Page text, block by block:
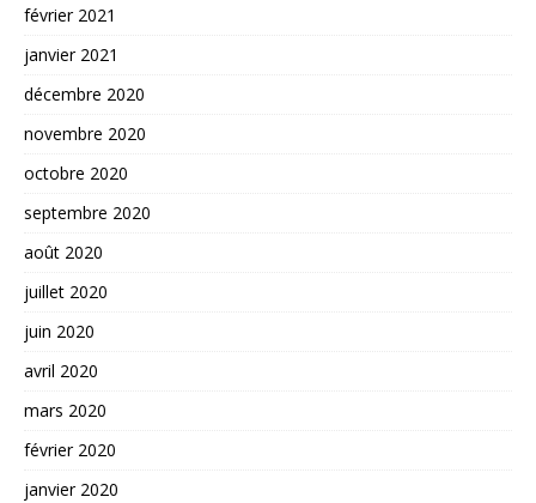
février 2021
janvier 2021
décembre 2020
novembre 2020
octobre 2020
septembre 2020
août 2020
juillet 2020
juin 2020
avril 2020
mars 2020
février 2020
janvier 2020